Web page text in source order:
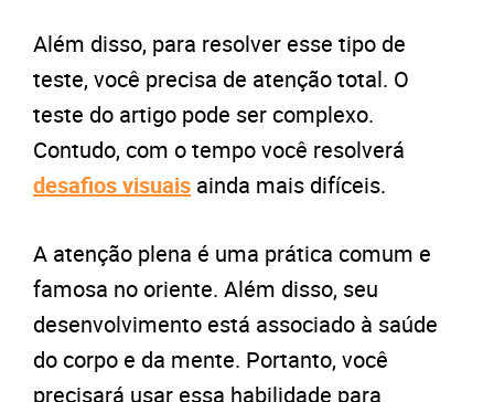
Além disso, para resolver esse tipo de
teste, você precisa de atenção total. O
teste do artigo pode ser complexo.
Contudo, com o tempo você resolverá
desafios visuais ainda mais difíceis.
A atenção plena é uma prática comum e
famosa no oriente. Além disso, seu
desenvolvimento está associado à saúde
do corpo e da mente. Portanto, você
precisará usar essa habilidade para